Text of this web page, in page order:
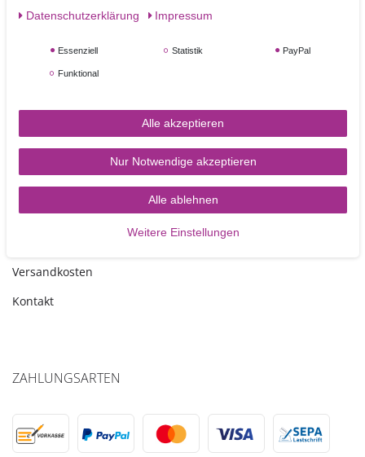
Wir empfehlen Blütenpaste oder Modellierfondant zur Verwendung mit
Größe: 19 mm, 25 mm und 31 mm
TORTEN-KRAM
Versandkosten
Kontakt
ZAHLUNGSARTEN
Daten­schutz­erklärung
Impressum
Essenziell Statistik PayPal
Funktional
Alle akzeptieren
Nur Notwendige akzeptieren
Alle ablehnen
Weitere Einstellungen